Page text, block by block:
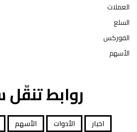
العملات
السلع
الفوركس
الأسهم
روابط
اخبار الأدوات الأسهم